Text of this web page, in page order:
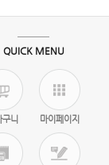
QUICK MENU
구니 마이페이지